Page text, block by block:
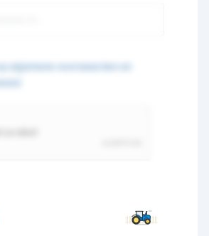
algemene voorwaarden en